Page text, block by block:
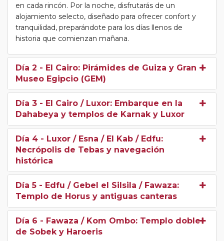
el río y sus reflejos dorados, navegar entre templos
milenarios y aldeas tradicionales, y sentir la historia bajo
tus pies mientras te acercas a los monumentos
ritmo pausado que merecen. Cada parada, cada
paseo por la ribera y cada visita a los templos se
convierte en una experiencia inmersiva, donde la
historia cobra vida ante tus ojos.
A bordo de la Dahabeya, también disfrutarás de:
Gastronomía local e internacional, con
comidas frescas servidas con elegancia.
Momentos de contemplación y relax en
cubiertas abiertas, ideales para fotografiar el Nilo
y sus márgenes.
primeros exploradores del Nilo, combinando
cultura, aventura y comodidad.
Elegir una Dahabeya significa elegirtranquilidad,
exclusividad y conexión auténtica con Egipto
en cada rincón. Por la noche, disfrutarás de un
alojamiento selecto, diseñado para ofrecer confort y
tranquilidad, preparándote para los días llenos de
historia que comienzan mañana.
Día 2 - El Cairo: Pirámides de Guiza y Gran
Museo Egipcio (GEM)
Día 3 - El Cairo / Luxor: Embarque en la
Dahabeya y templos de Karnak y Luxor
Día 4 - Luxor / Esna / El Kab / Edfu:
Necrópolis de Tebas y navegación
histórica
Día 5 - Edfu / Gebel el Silsila / Fawaza:
Templo de Horus y antiguas canteras
Día 6 - Fawaza / Kom Ombo: Templo doble
de Sobek y Haroeris